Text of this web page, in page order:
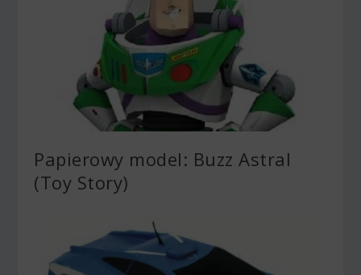
Papierowy model: Buzz Astral
(Toy Story)